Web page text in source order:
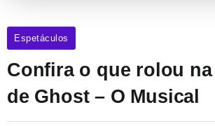
Espetáculos
Confira o que rolou
de Ghost – O Musical